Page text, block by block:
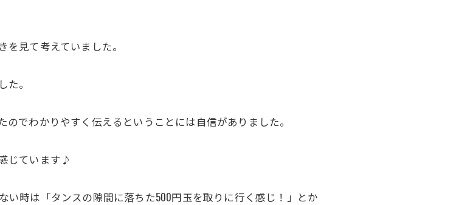
見て考えていました。
。
でわかりやすく伝えるということには自信がありました。
じています♪
時は「タンスの隙間に落ちた500円玉を取りに行く感じ！」とか